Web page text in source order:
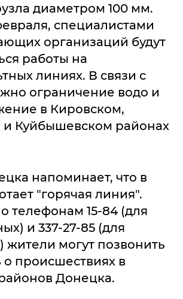
диаметром 100 мм.
специалистами
организаций будут
работы на
линиях. В связи с
ограничение водо и
в Кировском,
Куйбышевском районах
напоминает, что в
"горячая линия".
телефонам 15-84 (для
и 337-27-85 (для
жители могут позвонить
происшествиях в
Донецка.